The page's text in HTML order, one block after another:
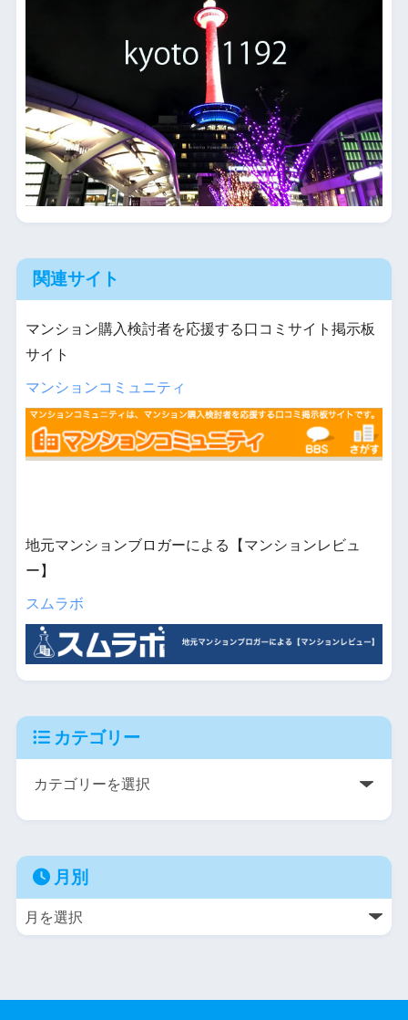
関連サイト
マンション購入検討者を応援する口コミサイト掲示板
サイト
マンションコミュニティ
地元マンションブロガーによる【マンションレビュ
ー】
スムラボ
カテゴリー
月別